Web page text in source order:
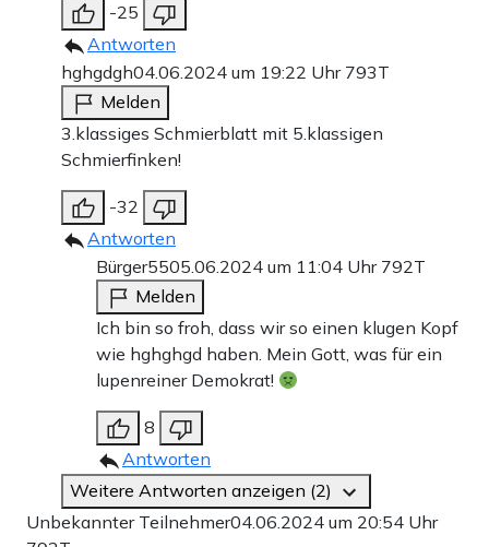
-25
Antworten
hghgdgh04.06.2024 um 19:22 Uhr 793T
Melden
3.klassiges Schmierblatt mit 5.klassigen
Schmierfinken!
-32
Antworten
Bürger5505.06.2024 um 11:04 Uhr 792T
Melden
Ich bin so froh, dass wir so einen klugen Kopf
wie hghghgd haben. Mein Gott, was für ein
lupenreiner Demokrat!
8
Antworten
Weitere Antworten anzeigen (2)
Unbekannter Teilnehmer04.06.2024 um 20:54 Uhr